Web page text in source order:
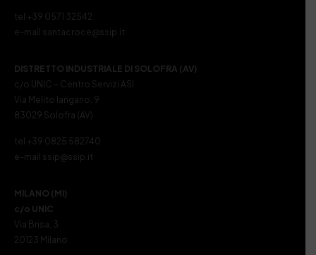
tel +39 0571 32542
e-mail santacroce@ssip.it
DISTRETTO INDUSTRIALE DI SOLOFRA (AV)
c/o UNIC – Centro Servizi ASI
Via Melito Iangano, 9
83029 Solofra (AV)
tel +39 0825 582740
e-mail ssip@ssip.it
MILANO (MI)
c/o UNIC
Via Brisa, 3
20123 Milano